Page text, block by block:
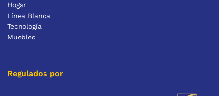
Hogar
Línea Blanca
Tecnología
Muebles
Regulados por